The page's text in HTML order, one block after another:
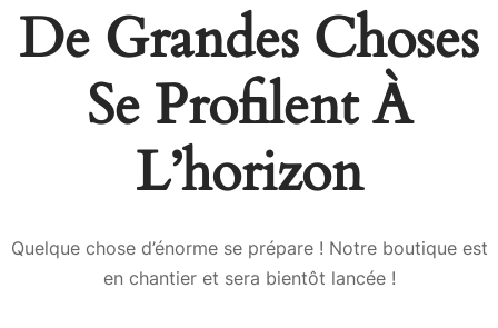
De Grandes Choses
Se Profilent À
L’horizon
Quelque chose d’énorme se prépare ! Notre boutique est
en chantier et sera bientôt lancée !